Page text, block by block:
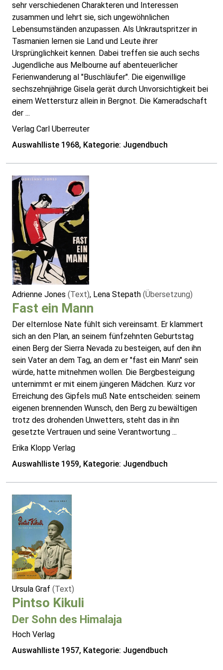
sehr verschiedenen Charakteren und Interessen
zusammen und lehrt sie, sich ungewöhnlichen
Lebensumständen anzupassen. Als Unkrautspritzer in
Tasmanien lernen sie Land und Leute ihrer
Ursprünglichkeit kennen. Dabei treffen sie auch sechs
Jugendliche aus Melbourne auf abenteuerlicher
Ferienwanderung al "Buschläufer". Die eigenwillige
sechszehnjährige Gisela gerät durch Unvorsichtigkeit bei
einem Wettersturz allein in Bergnot. Die Kameradschaft
der ...
Verlag Carl Uberreuter
Auswahlliste 1968, Kategorie: Jugendbuch
Adrienne Jones (Text), Lena Stepath (Übersetzung)
Fast ein Mann
Der elternlose Nate fühlt sich vereinsamt. Er klammert
sich an den Plan, an seinem fünfzehnten Geburtstag
einen Berg der Sierra Nevada zu besteigen, auf den ihn
sein Vater an dem Tag, an dem er "fast ein Mann" sein
würde, hatte mitnehmen wollen. Die Bergbesteigung
unternimmt er mit einem jüngeren Mädchen. Kurz vor
Erreichung des Gipfels muß Nate entscheiden: seinem
eigenen brennenden Wunsch, den Berg zu bewältigen
trotz des drohenden Unwetters, steht das in ihn
gesetzte Vertrauen und seine Verantwortung ...
Erika Klopp Verlag
Auswahlliste 1959, Kategorie: Jugendbuch
Ursula Graf (Text)
Pintso Kikuli
Der Sohn des Himalaja
Hoch Verlag
Auswahlliste 1957, Kategorie: Jugendbuch